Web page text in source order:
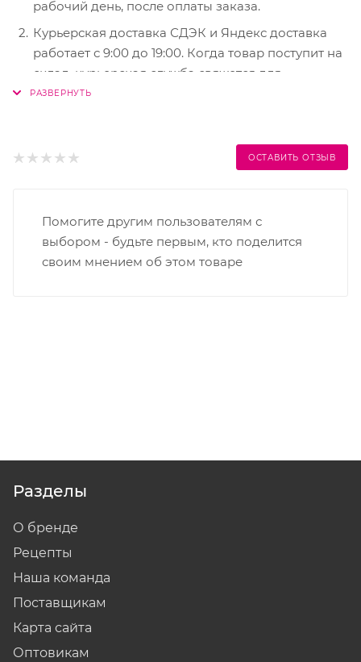
ОСТАВИТЬ ОТЗЫВ
Помогите другим пользователям с
выбором - будьте первым, кто поделится
своим мнением об этом товаре
рабочий день, после оплаты заказа.
Курьерская доставка СДЭК и Яндекс доставка
работает с 9:00 до 19:00. Когда товар поступит на
склад, курьерская служба свяжется для
уточнения деталей. Специалист предложит
соответствие указанной комплектации.
хранения — 3 дня.
Разделы
О бренде
Рецепты
Наша команда
Поставщикам
Карта сайта
Оптовикам